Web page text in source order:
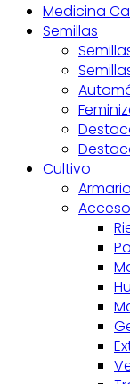
Medicina
Semillas
Cultivo